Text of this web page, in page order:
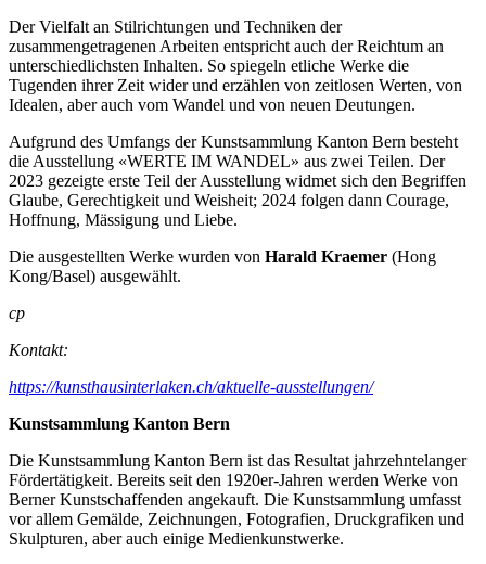
Der Vielfalt an Stilrichtungen und Techniken der
zusammengetragenen Arbeiten entspricht auch der Reichtum an
unterschiedlichsten Inhalten. So spiegeln etliche Werke die
Tugenden ihrer Zeit wider und erzählen von zeitlosen Werten, von
Idealen, aber auch vom Wandel und von neuen Deutungen.
Aufgrund des Umfangs der Kunstsammlung Kanton Bern besteht
die Ausstellung «WERTE IM WANDEL» aus zwei Teilen. Der
2023 gezeigte erste Teil der Ausstellung widmet sich den Begriffen
Glaube, Gerechtigkeit und Weisheit; 2024 folgen dann Courage,
Hoffnung, Mässigung und Liebe.
Die ausgestellten Werke wurden von Harald Kraemer (Hong
Kong/Basel) ausgewählt.
cp
Kontakt:
https://kunsthausinterlaken.ch/aktuelle-ausstellungen/
Kunstsammlung Kanton Bern
Die Kunstsammlung Kanton Bern ist das Resultat jahrzehntelanger
Fördertätigkeit. Bereits seit den 1920er-Jahren werden Werke von
Berner Kunstschaffenden angekauft. Die Kunstsammlung umfasst
vor allem Gemälde, Zeichnungen, Fotografien, Druckgrafiken und
Skulpturen, aber auch einige Medienkunstwerke.